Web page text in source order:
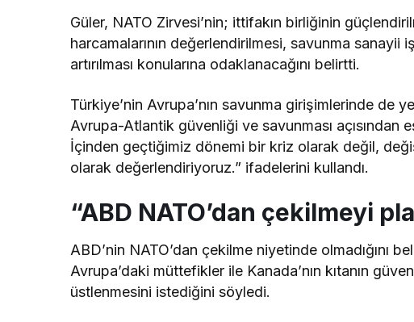
Güler, NATO Zirvesi’nin; ittifakın birliğinin
harcamalarının değerlendirilmesi, savunma
artırılması konularına odaklanacağını belirtti.
Türkiye’nin Avrupa’nın savunma girişimlerinde de
Avrupa-Atlantik güvenliği ve savunması açısından
İçinden geçtiğimiz dönemi bir kriz olarak değil,
olarak değerlendiriyoruz.” ifadelerini kullandı.
“ABD NATO’dan çekilmeyi
ABD’nin NATO’dan çekilme niyetinde olmadığını
Avrupa’daki müttefikler ile Kanada’nın kıtanın
üstlenmesini istediğini söyledi.